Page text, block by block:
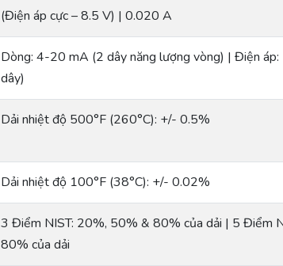
(Điện áp cực – 8.5 V) | 0.020 A
Dòng: 4-20 mA (2 dây năng lượng vòng) | Điện
dây)
Dải nhiệt độ 500°F (260°C): +/- 0.5%
Dải nhiệt độ 100°F (38°C): +/- 0.02%
3 Điểm NIST: 20%, 50% & 80% của dải | 5 Điểm
80% của dải